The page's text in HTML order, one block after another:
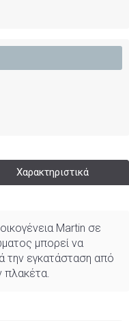
Χαρακτηριστικά
Martin σε
μπορεί να
την εγκατάσταση από
πλακέτα.